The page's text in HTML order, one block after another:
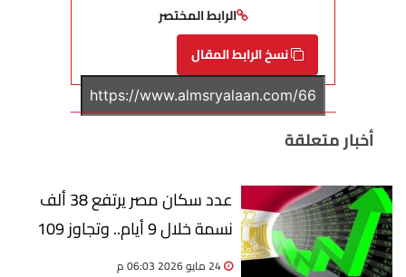
الرابط المختصر
نسخ الرابط المقال
أخبار متعلقة
عدد سكان مصر يرتفع 38 ألف
نسمة خلال 9 أيام.. وتجاوز 109
ملايين مواطن
24 مايو 2026 06:03 م